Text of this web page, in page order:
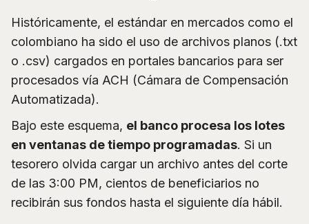
Históricamente, el estándar en mercados como el
colombiano ha sido el uso de archivos planos (.txt
o .csv) cargados en portales bancarios para ser
procesados vía ACH (Cámara de Compensación
Automatizada).
Bajo este esquema, el banco procesa los lotes
en ventanas de tiempo programadas. Si un
tesorero olvida cargar un archivo antes del corte
de las 3:00 PM, cientos de beneficiarios no
recibirán sus fondos hasta el siguiente día hábil.